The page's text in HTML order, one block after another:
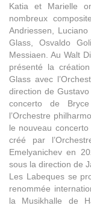
Katia et Marielle
nombreux
Andriessen,
Glass, Osvaldo
Messiaen. Au Walt
présenté la
Glass avec
direction de
concerto de
l’Orchestre
le nouveau
créé par
Emelyanichev en
sous la direction de
Les Labeques se
renommée
la Musikhalle de